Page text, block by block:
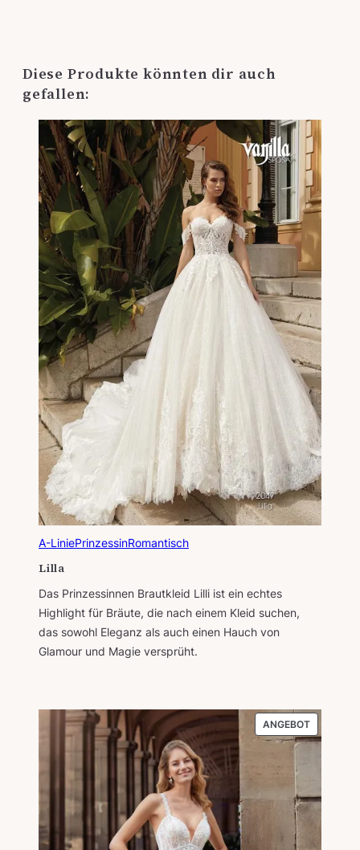
Diese Produkte könnten dir auch
gefallen:
A-LiniePrinzessinRomantisch
Lilla
Das Prinzessinnen Brautkleid Lilli ist ein echtes
Highlight für Bräute, die nach einem Kleid suchen,
das sowohl Eleganz als auch einen Hauch von
Glamour und Magie versprüht.
ANGEBOTPRODUKT
IM
ANGEBOT